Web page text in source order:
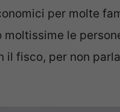
per molte
le
il fisco, per non